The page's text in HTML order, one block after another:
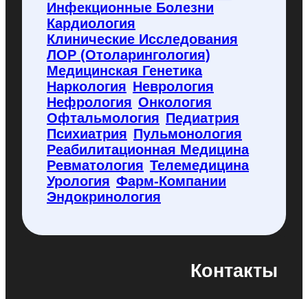
Инфекционные Болезни
Кардиология
Клинические Исследования
ЛОР (отоларингология)
Медицинская Генетика
Наркология Неврология
Нефрология Онкология
Офтальмология Педиатрия
Психиатрия Пульмонология
Реабилитационная Медицина
Ревматология Телемедицина
Урология Фарм-Компании
Эндокринология
Контакты